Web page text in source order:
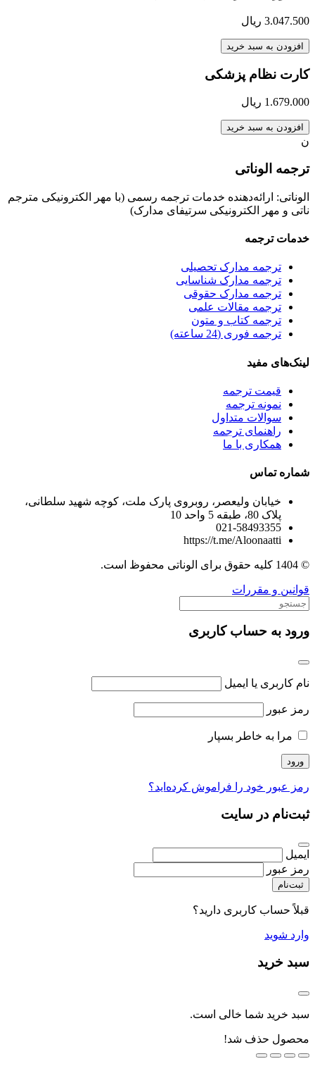
3.047.500 ریال
افزودن به سبد خرید
کارت نظام پزشکی
1.679.000 ریال
افزودن به سبد خرید
ن
ترجمه الوناتی
الوناتی: ارائه‌دهنده خدمات ترجمه رسمی (با مهر الکترونیکی مترجم
ناتی و مهر الکترونیکی سرتیفای مدارک)
خدمات ترجمه
ترجمه مدارک تحصیلی
ترجمه مدارک شناسایی
ترجمه مدارک حقوقی
ترجمه مقالات علمی
ترجمه کتاب و متون
ترجمه فوری (24 ساعته)
لینک‌های مفید
قیمت ترجمه
نمونه ترجمه
سوالات متداول
راهنمای ترجمه
همکاری با ما
شماره تماس
خیابان ولیعصر، روبروی پارک ملت، کوچه شهید سلطانی،
پلاک 80، طبقه 5 واحد 10
021-58493355
https://t.me/Aloonaatti
© 1404 کلیه حقوق برای الوناتی محفوظ است.
قوانین و مقررات
ورود به حساب کاربری
نام کاربری یا ایمیل
رمز عبور
مرا به خاطر بسپار
رمز عبور خود را فراموش کرده‌اید؟
ثبت‌نام در سایت
ایمیل
رمز عبور
ثبت‌نام
قبلاً حساب کاربری دارید؟
وارد شوید
سبد خرید
سبد خرید شما خالی است.
محصول حذف شد!